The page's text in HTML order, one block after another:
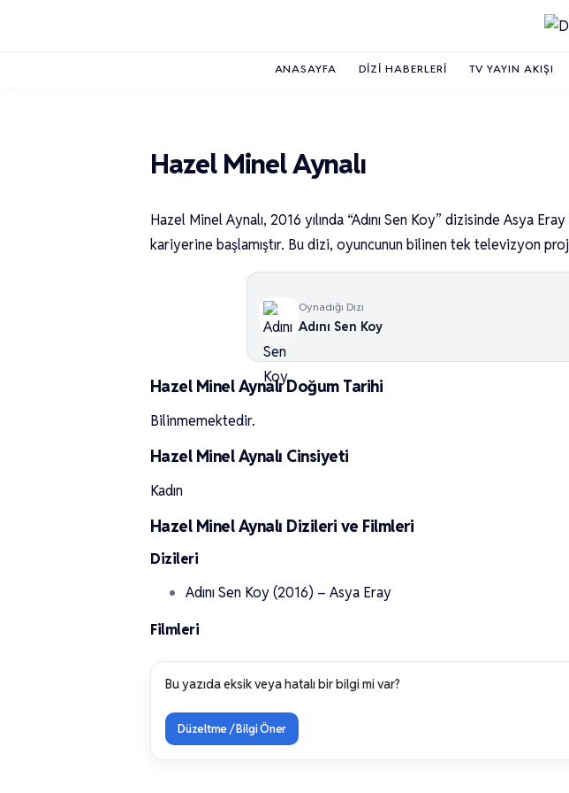
ANASAYFA DIZI HABERLERI TV YAYIN AKIŞI
Hazel Minel Aynalı
Hazel Minel Aynalı, 2016 yılında “Adını Sen Koy” dizisinde Asya
kariyerine başlamıştır. Bu dizi, oyuncunun bilinen tek televizyon
Oynadığı Dizi
Adını Sen Koy
Hazel Minel Aynalı Doğum Tarihi
Bilinmemektedir.
Hazel Minel Aynalı Cinsiyeti
Kadın
Hazel Minel Aynalı Dizileri ve Filmleri
Dizileri
Adını Sen Koy (2016) – Asya Eray
Filmleri
Bu yazıda eksik veya hatalı bir bilgi mi var?
Düzeltme / Bilgi Öner